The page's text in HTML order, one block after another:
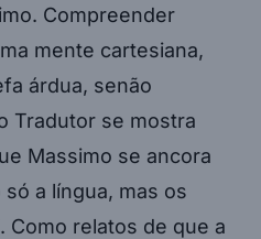
Compreender
mente cartesiana,
árdua, senão
Tradutor se mostra
Massimo se ancora
a língua, mas os
Como relatos de que a